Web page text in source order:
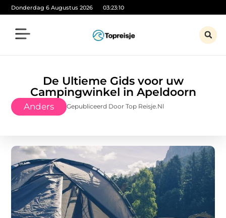
Donderdag 6 Augustus 2026 03:23:11
De Ultieme Gids voor uw
Campingwinkel in Apeldoorn
Anders Gepubliceerd Door Top Reisje.nl